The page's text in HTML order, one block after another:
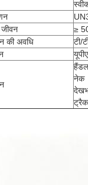
≥
की अवधि
टी/
नेक